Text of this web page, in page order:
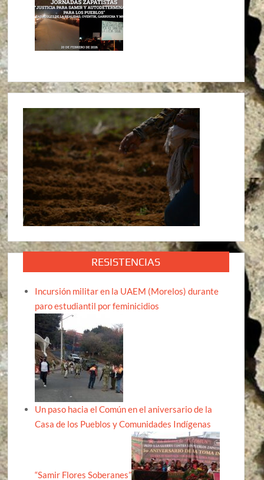
RESISTENCIAS
Incursión militar en la UAEM (Morelos) durante
paro estudiantil por feminicidios
Un paso hacia el Común en el aniversario de la
Casa de los Pueblos y Comunidades Indígenas
“Samir Flores Soberanes”